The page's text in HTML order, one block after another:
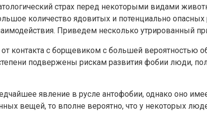
страх перед некоторыми видами
количество ядовитых и потенциально опасных
Приведем несколько утрированный
контакта с борщевиком с большей вероятностью
подвержены рискам развития фобии люди,
явление в русле антофобии, однако оно
вещей, то вполне вероятно, что у некоторых